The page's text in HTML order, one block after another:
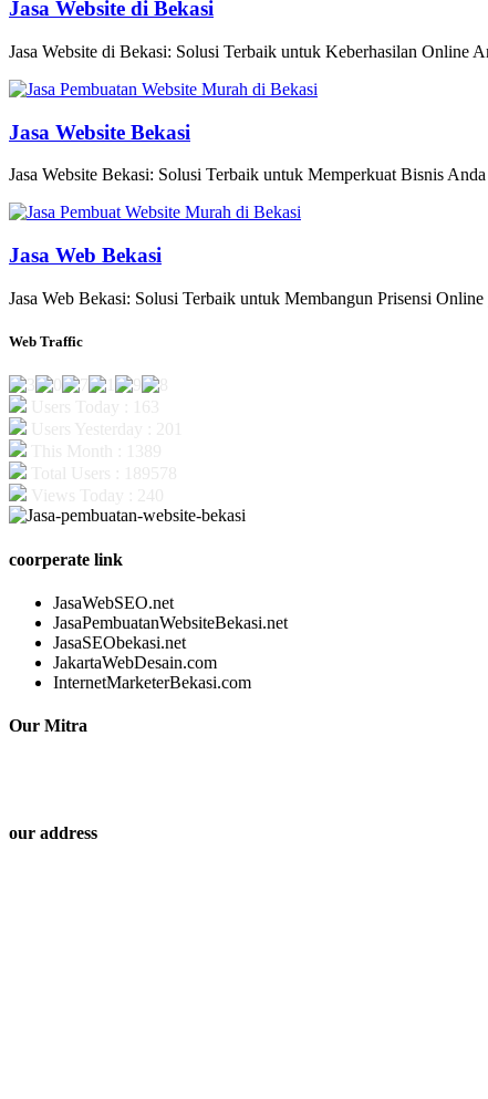
Jasa Website di Bekasi
Jasa Website di Bekasi: Solusi Terbaik untuk Keberhasilan Online
Jasa Website Bekasi
Jasa Website Bekasi: Solusi Terbaik untuk Memperkuat Bisnis
Jasa Web Bekasi
Jasa Web Bekasi: Solusi Terbaik untuk Membangun Prisensi
Web Traffic
coorperate link
JasaWebSEO.net
JasaPembuatanWebsiteBekasi.net
JasaSEObekasi.net
JakartaWebDesain.com
InternetMarketerBekasi.com
Our Mitra
our address